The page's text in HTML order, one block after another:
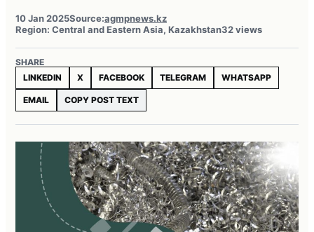
10 Jan 2025Source:agmpnews.kz
Region: Central and Eastern Asia, Kazakhstan32 views
SHARE
LINKEDIN
X FACEBOOK TELEGRAM WHATSAPP
EMAIL COPY POST TEXT